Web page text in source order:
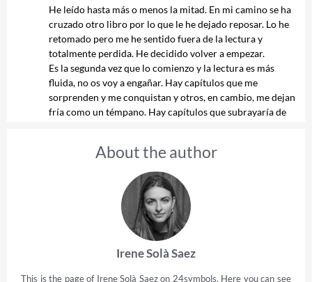
He leído hasta más o menos la mitad. En mi camino se ha
cruzado otro libro por lo que le he dejado reposar. Lo he
retomado pero me he sentido fuera de la lectura y
totalmente perdida. He decidido volver a empezar.
Es la segunda vez que lo comienzo y la lectura es más
fluida, no os voy a engañar. Hay capítulos que me
sorprenden y me conquistan y otros, en cambio, me dejan
fría como un témpano. Hay capítulos que subrayaría de
pensar. Mucho menos que plasmar.
Estoy tumbada sobre la cama, quieta y pensativa.
Saboreando ese capítulo final. Pensando sobre lo que he
leído y me he quedado totalmente en blanco. Las palabras
no acuden a mí y no tengo claro lo que me ha sucedido.
'Canto yo y la montaña baila' ha sido un sí pero no. Ha
sido una buena lectura y a la vez no. ¿No la he sabido
valorar o no me ha sabido llegar? ¿Ha sido cuestión del
About the author
Irene Solà Saez
This is the page of Irene Solà Saez on 24symbols. Here you can see